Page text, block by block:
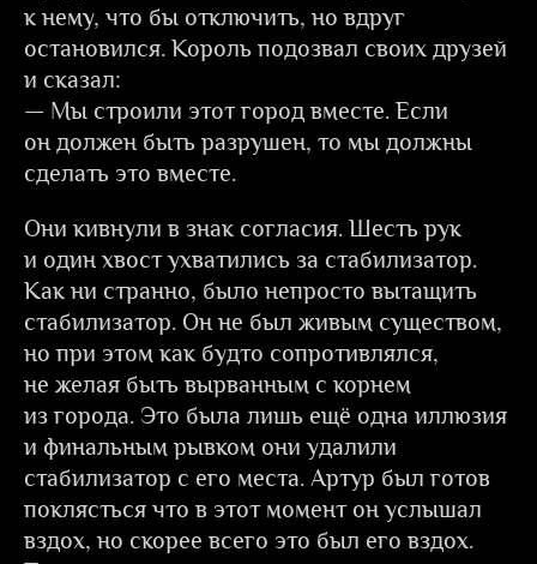
к нему, что бы отключить, но вдруг
остановился. Король подозвал своих друзей
и сказал:
— Мы строили этот город вместе. Если
он должен быть разрушен, то мы должны
сделать это вместе.
Они кивнули в знак согласия. Шесть рук
и один хвост ухватились за стабилизатор.
Как ни странно, было непросто вытащить
стабилизатор. Он не был живым существом,
но при этом как будто сопротивлялся,
не желая быть вырванным с корнем
из города. Это была лишь ещё одна иллюзия
и финальным рывком они удалили
стабилизатор с его места. Артур был готов
поклясться что в этот момент он услышал
вздох, но скорее всего это был его вздох.